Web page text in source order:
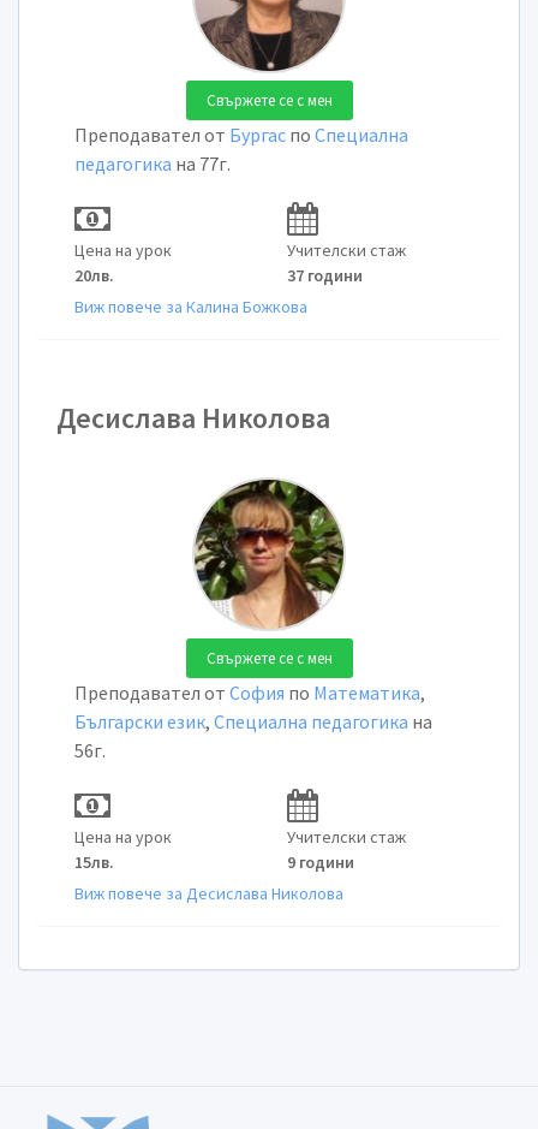
Свържете се с мен
Преподавател от Бургас по Специална
педагогика на 77г.
Цена на урок
20лв.
Учителски стаж
37 години
Виж повече за Калина Божкова
Десислава Николова
Свържете се с мен
Преподавател от София по Математика,
Български език, Специална педагогика на
56г.
Цена на урок
15лв.
Учителски стаж
9 години
Виж повече за Десислава Николова